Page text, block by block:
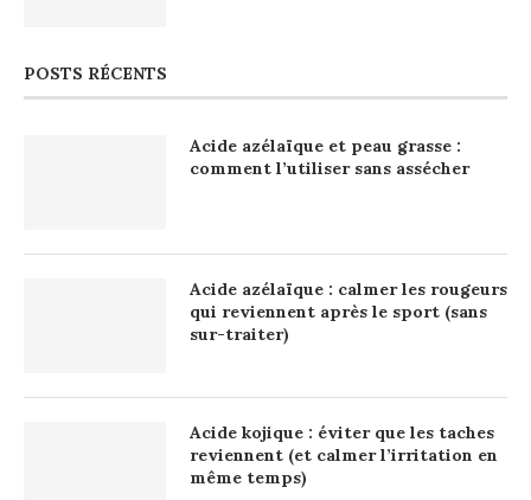
POSTS RÉCENTS
Acide azélaïque et peau grasse :
comment l’utiliser sans assécher
Acide azélaïque : calmer les rougeurs
qui reviennent après le sport (sans
sur-traiter)
Acide kojique : éviter que les taches
reviennent (et calmer l’irritation en
même temps)